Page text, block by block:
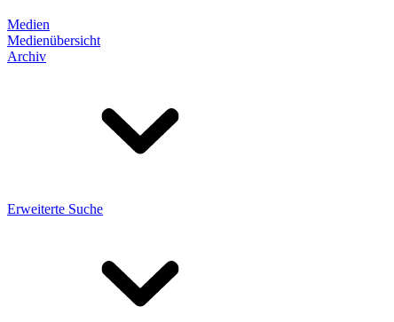
Medien
Medienübersicht
Archiv
Erweiterte Suche